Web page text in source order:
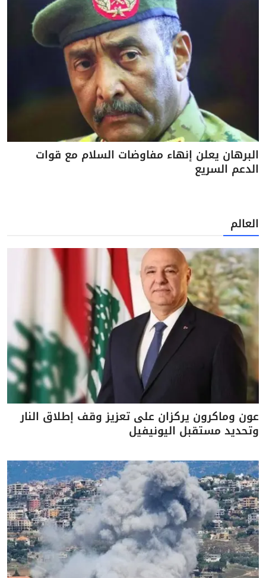
البرهان يعلن إنهاء مفاوضات السلام مع قوات
الدعم السريع
العالم
عون وماكرون يركزان على تعزيز وقف إطلاق النار
وتحديد مستقبل اليونيفيل